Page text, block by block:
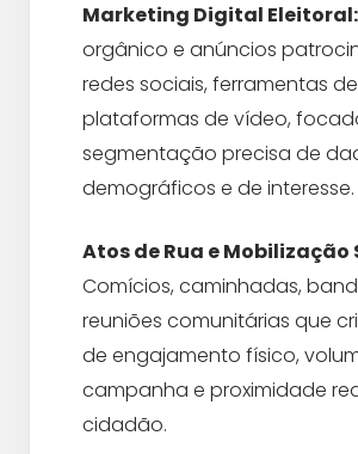
Marketing Digital Eleitoral:
orgânico e anúncios
redes sociais, ferramentas
plataformas de vídeo,
segmentação precisa de
demográficos e de interesse.
Atos de Rua e Mobilização
Comícios, caminhadas,
reuniões comunitárias que
de engajamento físico,
campanha e proximidade
cidadão.